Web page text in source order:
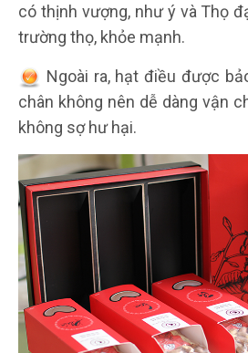
có thịnh vượng, như ý và Thọ
trường thọ, khỏe mạnh.
Ngoài ra, hạt điều được
chân không nên dễ dàng vận
không sợ hư hại.